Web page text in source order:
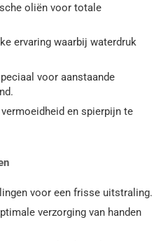
oliën voor totale
ervaring waarbij waterdruk
voor aanstaande
en spierpijn te
voor een frisse uitstraling.
verzorging van handen